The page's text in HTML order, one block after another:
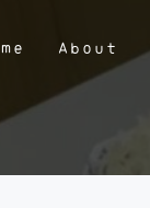
About